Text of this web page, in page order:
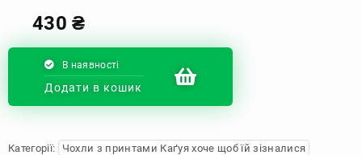
430₴
В наявності
Додати в кошик
Категорії: Чохли з принтами Каґуя хоче щоб їй зізналися